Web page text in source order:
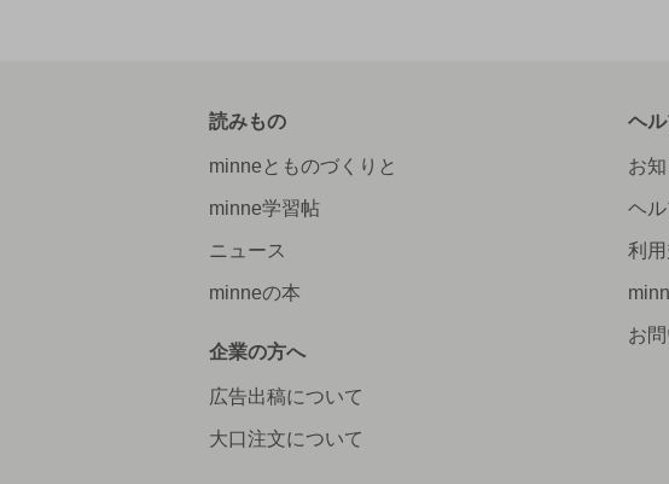
読みもの
minneとものづくりと
minne学習帖
ニュース
minneの本
企業の方へ
広告出稿について
大口注文について
ヘ
お
ヘ
利
お